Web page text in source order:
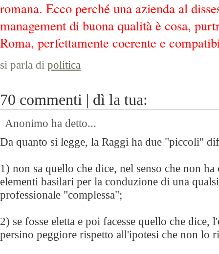
romana. Ecco perché una azienda al
management di buona qualità è cosa,
Roma, perfettamente coerente e
si parla di politica
70 commenti | dì la tua:
Anonimo ha detto...
Da quanto si legge, la Raggi ha due "piccoli"
1) non sa quello che dice, nel senso che non ha
elementi basilari per la conduzione di una
professionale "complessa";
2) se fosse eletta e poi facesse quello che dice,
persino peggiore rispetto all'ipotesi che non lo